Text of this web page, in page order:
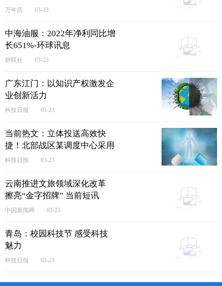
万年历 03-23
中海油服：2022年净利同比增
长651%-环球讯息
财联社 03-23
广东江门：以知识产权激发企
业创新活力
科技日报 03-23
当前热文：立体投送高效快
捷！北部战区某调度中心采用
铁公水空联合方式运输新兵
科技日报 03-23
云南推进文旅领域深化改革
擦亮“金字招牌” 当前短讯
中国新闻网 03-23
青岛：校园科技节 感受科技
魅力
科技日报 03-23